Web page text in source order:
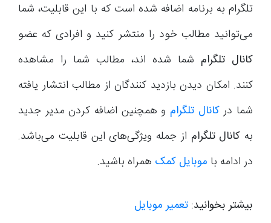
تلگرام به برنامه اضافه شده است که با این قابلیت، شما
می‌توانید مطالب خود را منتشر کنید و افرادی که عضو
کانال تلگرام شما شده اند، مطالب شما را مشاهده
کنند. امکان دیدن بازدید کنندگان از مطالب انتشار یافته
شما درکانال تلگرام و همچنین اضافه کردن مدیر جدید
به کانال تلگرام از جمله ویژگی‌های این قابلیت می‌باشد.
در ادامه با موبایل کمک همراه باشید.
بیشتر بخوانید: تعمیر موبایل